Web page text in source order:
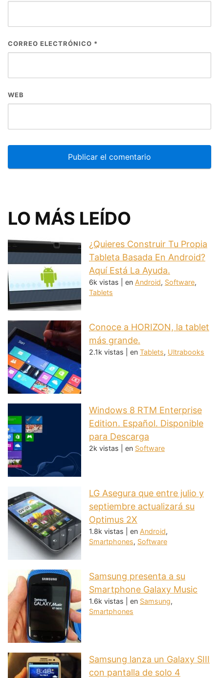
CORREO ELECTRÓNICO *
WEB
LO MÁS LEÍDO
¿Quieres Construir Tu Propia
Tableta Basada En Android?
Aquí Está La Ayuda.
6k vistas en Android, Software,
Tablets
Conoce a HORIZON, la tablet
más grande.
2.1k vistas en Tablets, Ultrabooks
Windows 8 RTM Enterprise
Edition. Español. Disponible
para Descarga
2k vistas en Software
LG Asegura que entre julio y
septiembre actualizará su
Optimus 2X
1.8k vistas en Android,
Smartphones, Software
Samsung presenta a su
Smartphone Galaxy Music
1.6k vistas en Samsung,
Smartphones
Samsung lanza un Galaxy SIII
con pantalla de solo 4